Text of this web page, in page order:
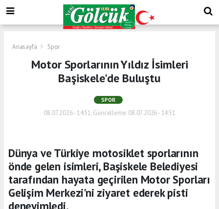
Anasayfa Spor
Motor Sporlarının Yıldız İsimleri
Başiskele'de Buluştu
SPOR
08.07.2026 - 14:51, Güncelleme: 08.07.2026 - 14:51
Dünya ve Türkiye motosiklet sporlarının
önde gelen isimleri, Başiskele Belediyesi
tarafından hayata geçirilen Motor Sporları
Gelişim Merkezi'ni ziyaret ederek pisti
deneyimledi.